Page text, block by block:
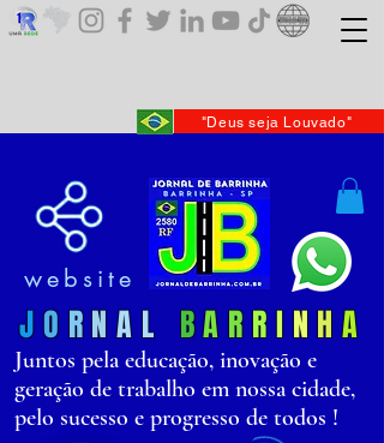
"Deus seja Louvado"
website
JO RNAL BARRI NHA
Juntos pela educação, inovação e
geração de trabalho em nossa cidade,
pelo sucesso e progresso de todos !